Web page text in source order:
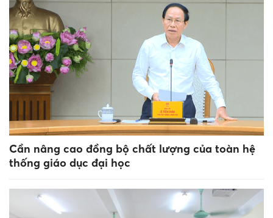
Cần nâng cao đồng bộ chất lượng của toàn hệ
thống giáo dục đại học